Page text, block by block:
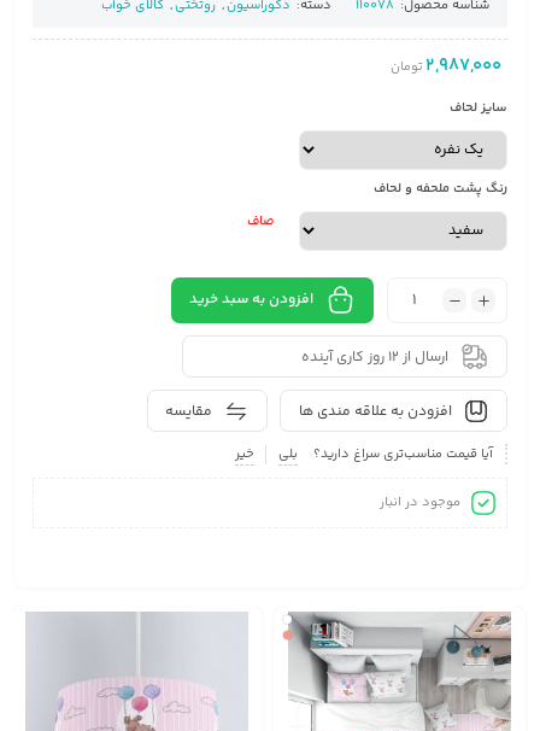
شناسه محصول: 110078 دسته: دکوراسیون, روتختی, کالای خواب
2,987,000 تومان
سایز لحاف
رنگ پشت ملحفه و لحاف
صاف
افزودن به سبد خرید
ارسال از 12 روز کاری آینده
مقایسه افزودن به علاقه مندی ها
آیا قیمت مناسب‌تری سراغ دارید؟ بلی خیر
موجود در انبار